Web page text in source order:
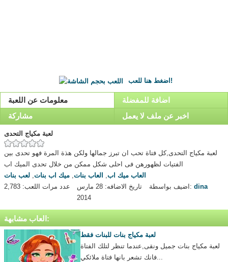
اضغط هنا للعب!
معلومات عن اللعبة
اضافة للمفضلة
مشاركة
اخبر عن ملف لا يعمل
لعبة مكياج التحدى
لعبة مكياج التحدى,كل فتاة تحب ان تبرز جمالها ولكن هذة المرة فهو تحدى بين
الفتيات لظهورهن فى احلى شكل ممكن من خلال تحدى الميك اب
العاب ميك اب, العاب بنات, ميك اب بنات, لعب بنات
عدد مرات اللعب: 2,783
تاريخ الاضافه: 28 مارس
2014
اضيف بواسطة:dina
العاب مشابهة:
لعبة مكياج بنات للبنات فقط
لعبة مكياج بنات جميل ونقى,عندما تنظر لتلك الفتاة
فانك تشعر بانها فتاة ملائكي...